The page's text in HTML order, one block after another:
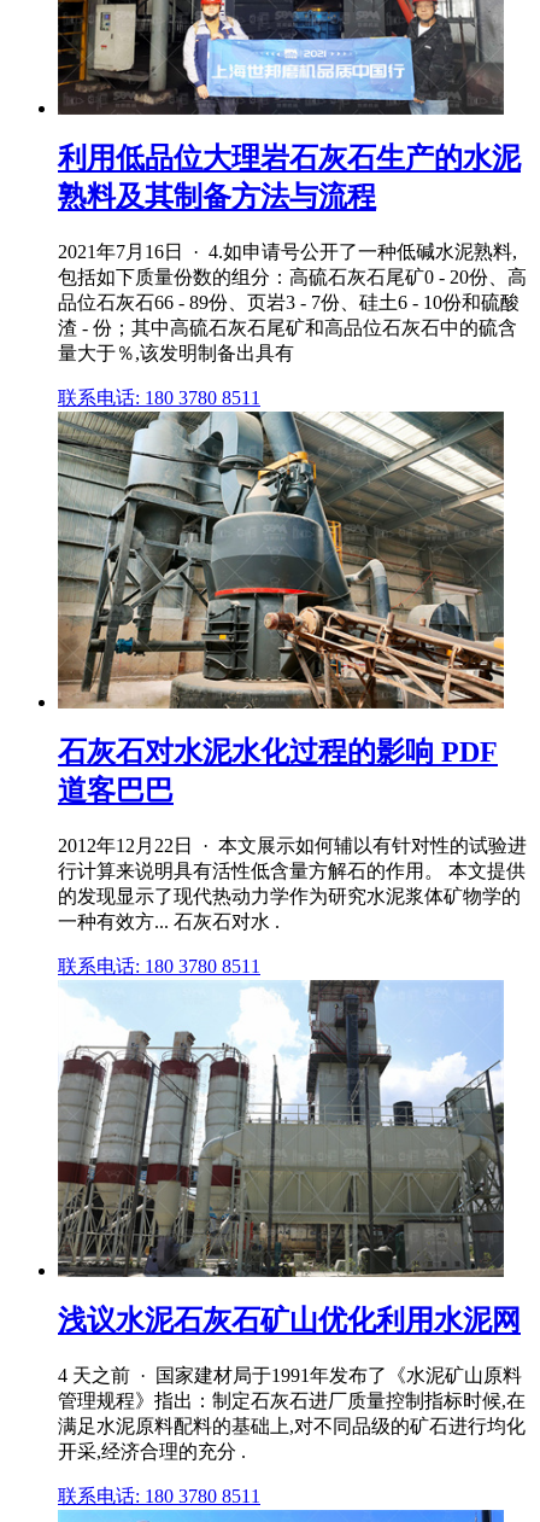
利用低品位大理岩石灰石生产的水泥
熟料及其制备方法与流程
2021年7月16日 · 4.如申请号公开了一种低碱水泥熟料,
包括如下质量份数的组分：高硫石灰石尾矿0 ‑ 20份、高
品位石灰石66 ‑ 89份、页岩3 ‑ 7份、硅土6 ‑ 10份和硫酸
渣 ‑ 份；其中高硫石灰石尾矿和高品位石灰石中的硫含
量大于％,该发明制备出具有
联系电话: 180 3780 8511
石灰石对水泥水化过程的影响 PDF
道客巴巴
2012年12月22日 · 本文展示如何辅以有针对性的试验进
行计算来说明具有活性低含量方解石的作用。 本文提供
的发现显示了现代热动力学作为研究水泥浆体矿物学的
一种有效方... 石灰石对水 .
联系电话: 180 3780 8511
浅议水泥石灰石矿山优化利用水泥网
4 天之前 · 国家建材局于1991年发布了《水泥矿山原料
管理规程》指出：制定石灰石进厂质量控制指标时候,在
满足水泥原料配料的基础上,对不同品级的矿石进行均化
开采,经济合理的充分 .
联系电话: 180 3780 8511